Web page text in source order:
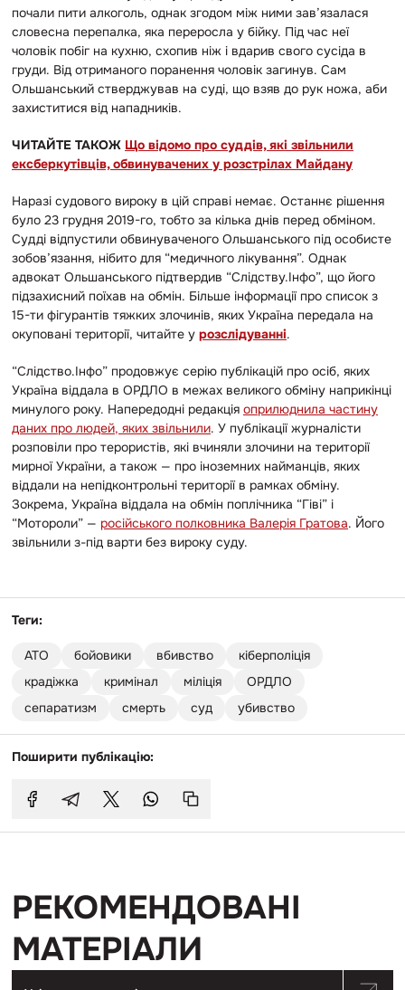
почали пити алкоголь, однак згодом між ними зав’язалася
словесна перепалка, яка переросла у бійку. Під час неї
чоловік побіг на кухню, схопив ніж і вдарив свого сусіда в
груди. Від отриманого поранення чоловік загинув. Сам
Ольшанський стверджував на суді, що взяв до рук ножа, аби
захиститися від нападників.
ЧИТАЙТЕ ТАКОЖ Що відомо про суддів, які звільнили
ексберкутівців, обвинувачених у розстрілах Майдану
Наразі судового вироку в цій справі немає. Останнє рішення
було 23 грудня 2019-го, тобто за кілька днів перед обміном.
Судді відпустили обвинуваченого Ольшанського під особисте
зобов’язання, нібито для “медичного лікування”. Однак
адвокат Ольшанського підтвердив “Слідству.Інфо”, що його
підзахисний поїхав на обмін. Більше інформації про список з
15-ти фігурантів тяжких злочинів, яких Україна передала на
окуповані території, читайте у розслідуванні.
“Слідство.Інфо” продовжує серію публікацій про осіб, яких
Україна віддала в ОРДЛО в межах великого обміну наприкінці
минулого року. Напередодні редакція оприлюднила частину
даних про людей, яких звільнили. У публікації журналісти
розповіли про терористів, які вчиняли злочини на території
мирної України, а також — про іноземних найманців, яких
віддали на непідконтрольні території в рамках обміну.
Зокрема, Україна віддала на обмін поплічника “Гіві” і
“Мотороли” — російського полковника Валерія Гратова. Його
звільнили з-під варти без вироку суду.
Теги:
АТО бойовики вбивство
кіберполіція
крадіжка
кримінал міліція
ОРДЛО
сепаратизм
смерть суд убивство
Поширити публікацію:
РЕКОМЕНДОВАНІ
МАТЕРІАЛИ